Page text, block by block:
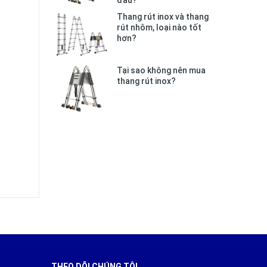
hình
Thang rút inox và thang
rút nhôm, loại nào tốt
hơn?
Tại sao không nên mua
thang rút inox?